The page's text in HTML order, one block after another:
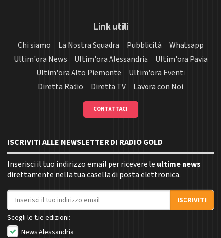
Link utili
Chi siamo La Nostra Squadra Pubblicità
Whatsapp
Ultim'ora News
Ultim'ora Alessandria
Ultim'ora Pavia
Ultim'ora Alto Piemonte
Ultim'ora Eventi
Diretta Radio
Diretta TV Lavora con Noi
CONTATTACI
ISCRIVITI ALLE NEWSLETTER DI RADIO GOLD
Inserisci il tuo indirizzo email per ricevere le ultime news
direttamente nella tua casella di posta elettronica.
Indirizzo email
ISCRIVITI
Scegli le tue edizioni:
News Alessandria